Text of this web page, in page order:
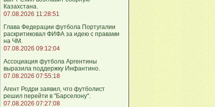
Казахстана.
07.08.2026 11:28:51
Глава Федерации футбола Португалии
раскритиковал ФИФА за идею с правами
на ЧМ.
07.08.2026 09:12:04
Ассоциация футбола Аргентины
выразила поддержку Инфантино.
07.08.2026 07:55:18
Агент Родри заявил, что футболист
решил перейти в "Барселону".
07.08.2026 07:27:08